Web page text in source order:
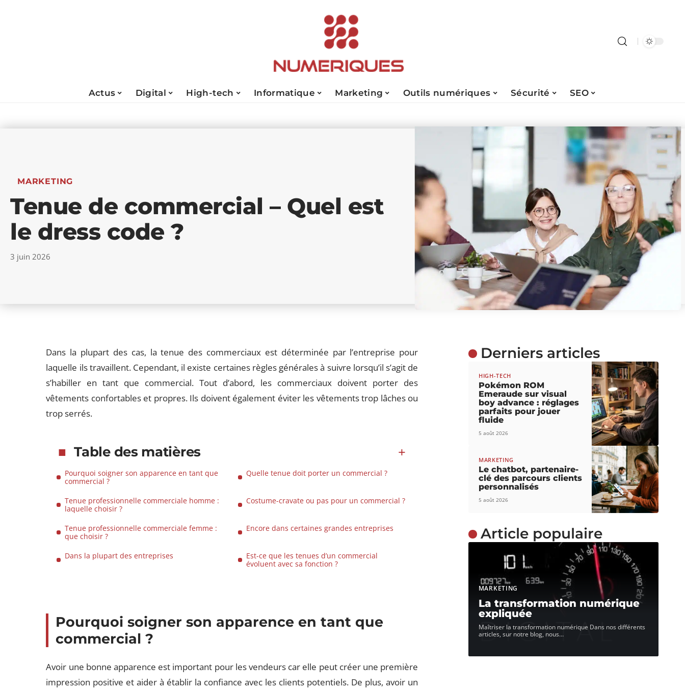
Actus Digital High-tech Informatique Marketing Outils numériques Sécurité SEO
MARKETING
Tenue de commercial – Quel est
le dress code ?
3 juin 2026
Dans la plupart des cas, la tenue des commerciaux est déterminée par l’entreprise pour
laquelle ils travaillent. Cependant, il existe certaines règles générales à suivre lorsqu’il s’agit de
s’habiller en tant que commercial. Tout d’abord, les commerciaux doivent porter des
vêtements confortables et propres. Ils doivent également éviter les vêtements trop lâches ou
trop serrés.
Table des matières
Pourquoi soigner son apparence en tant que
commercial ?
Quelle tenue doit porter un commercial ?
Tenue professionnelle commerciale homme :
laquelle choisir ?
Costume-cravate ou pas pour un commercial ?
Tenue professionnelle commerciale femme :
que choisir ?
Encore dans certaines grandes entreprises
Dans la plupart des entreprises
Est-ce que les tenues d’un commercial
évoluent avec sa fonction ?
Pourquoi soigner son apparence en tant que
commercial ?
Avoir une bonne apparence est important pour les vendeurs car elle peut créer une première
impression positive et aider à établir la confiance avec les clients potentiels. De plus, avoir un
Derniers articles
HIGH-TECH
Pokémon ROM
Emeraude sur visual
boy advance : réglages
parfaits pour jouer
fluide
5 août 2026
MARKETING
Le chatbot, partenaire-
clé des parcours clients
personnalisés
5 août 2026
Article populaire
MARKETING
La transformation numérique
expliquée
Maîtriser la transformation numérique Dans nos différents
articles, sur notre blog, nous…